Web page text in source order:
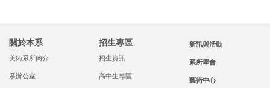
關於本系
美術系所簡介
系辦公室
招生專區
招生資訊
高中生專區
新訊與活動
系所學會
藝術中心